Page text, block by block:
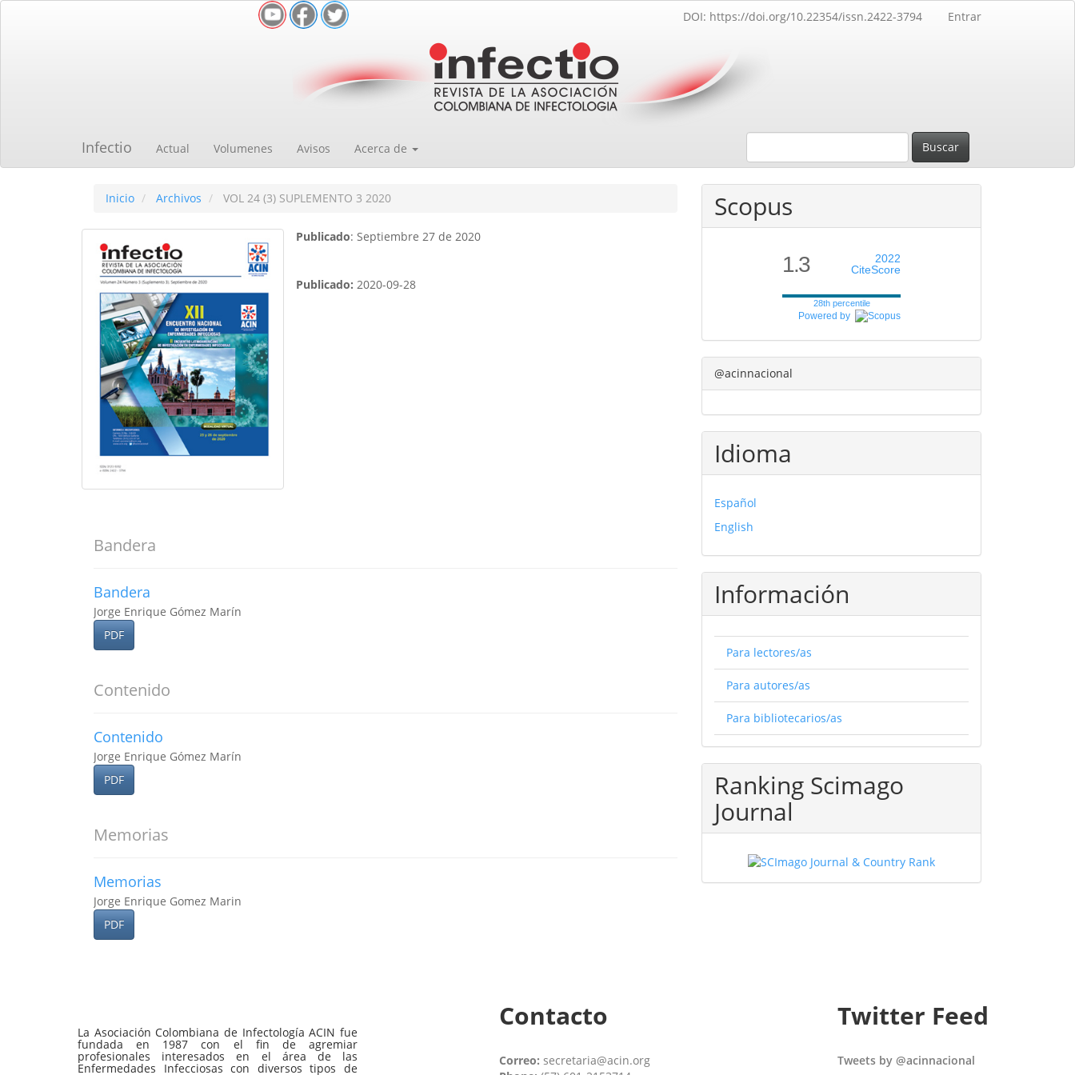
DOI: https://doi.org/10.22354/issn.2422-3794 Entrar
Infectio Actual Volumenes Avisos Acerca de Buscar
Inicio Archivos VOL 24 (3) SUPLEMENTO 3 2020
Publicado: Septiembre 27 de 2020
Publicado:2020-09-28
Bandera
Bandera
Jorge Enrique Gómez Marín
PDF
Contenido
Contenido
Jorge Enrique Gómez Marín
PDF
Memorias
Memorias
Jorge Enrique Gomez Marin
PDF
Scopus
1.3
2022
CiteScore
28th percentile
Powered by
@acinnacional
Idioma
Español
English
Información
Para lectores/as
Para autores/as
Para bibliotecarios/as
Ranking Scimago
Journal
La Asociación Colombiana de Infectología ACIN fue
fundada en 1987 con el fin de agremiar
profesionales interesados en el área de las
Enfermedades Infecciosas con diversos tipos de
Contacto
Correo: secretaria@acin.org
Twitter Feed
Tweets by @acinnacional